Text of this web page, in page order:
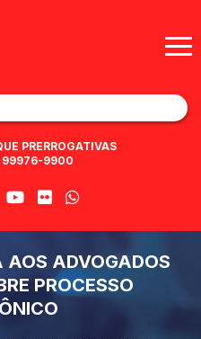
PRERROGATIVAS
99976-9900
AOS ADVOGADOS
PROCESSO